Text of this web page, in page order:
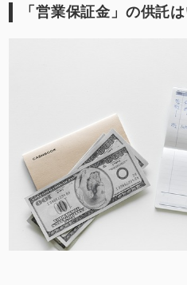
「営業保証金」の供託